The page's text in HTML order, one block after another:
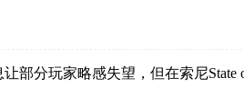
部分玩家略感失望，但在索尼